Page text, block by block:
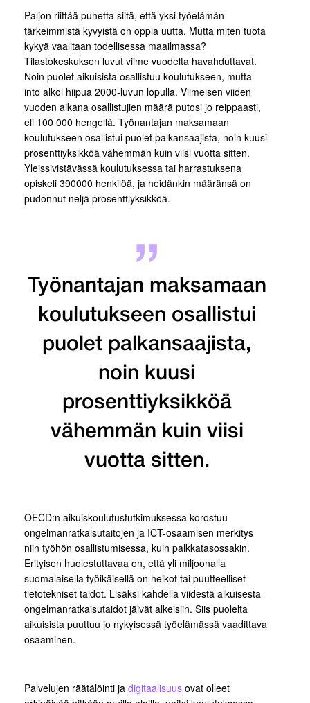
Paljon riittää puhetta siitä, että yksi työelämän
tärkeimmistä kyvyistä on oppia uutta. Mutta miten tuota
kykyä vaalitaan todellisessa maailmassa?
Tilastokeskuksen luvut viime vuodelta havahduttavat.
Noin puolet aikuisista osallistuu koulutukseen, mutta
into alkoi hiipua 2000-luvun lopulla. Viimeisen viiden
vuoden aikana osallistujien määrä putosi jo reippaasti,
eli 100 000 hengellä. Työnantajan maksamaan
koulutukseen osallistui puolet palkansaajista, noin kuusi
prosenttiyksikköä vähemmän kuin viisi vuotta sitten.
Yleissivistävässä koulutuksessa tai harrastuksena
opiskeli 390000 henkilöä, ja heidänkin määränsä on
pudonnut neljä prosenttiyksikköä.
Työnantajan maksamaan
koulutukseen osallistui
puolet palkansaajista,
noin kuusi
prosenttiyksikköä
vähemmän kuin viisi
vuotta sitten.
OECD:n aikuiskoulutustutkimuksessa korostuu
ongelmanratkaisutaitojen ja ICT-osaamisen merkitys
niin työhön osallistumisessa, kuin palkkatasossakin.
Erityisen huolestuttavaa on, että yli miljoonalla
suomalaisella työikäisellä on heikot tai puutteelliset
tietotekniset taidot. Lisäksi kahdella viidestä aikuisesta
ongelmanratkaisutaidot jäivät alkeisiin. Siis puolelta
aikuisista puuttuu jo nykyisessä työelämässä vaadittava
osaaminen.
Palvelujen räätälöinti ja digitaalisuus ovat olleet